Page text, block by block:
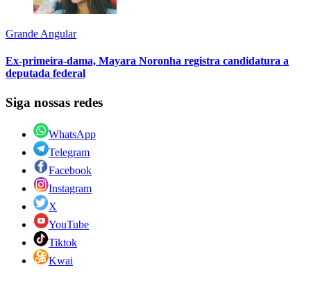
Grande Angular
Ex-primeira-dama, Mayara Noronha registra candidatura a
deputada federal
Siga nossas redes
WhatsApp
Telegram
Facebook
Instagram
X
YouTube
Tiktok
Kwai